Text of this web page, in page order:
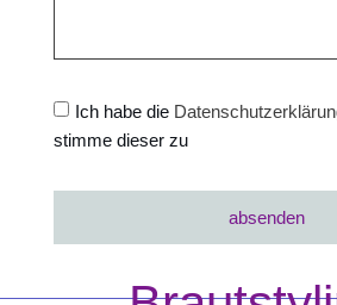
Ich habe die
stimme dieser zu
absenden